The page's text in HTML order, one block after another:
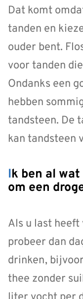
Dat komt
tanden en
ouder bent.
voor tanden
Ondanks een
hebben
tandsteen. De
kan tandsteen
Ik ben al wat ouder. Wat kan ik doen
om een
Als u last heeft
probeer dan
drinken,
thee zonder